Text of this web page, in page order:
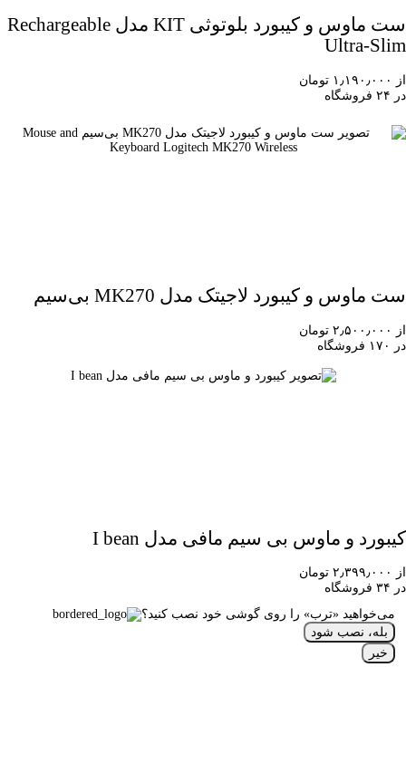
ست ماوس و کیبورد بلوتوثی KIT مدل Rechargeable
Ultra-Slim
از ۱٫۱۹۰٫۰۰۰ تومان
در ۲۴ فروشگاه
ست ماوس و کیبورد لاجیتک مدل MK270 بی‌سیم
از ۲٫۵۰۰٫۰۰۰ تومان
در ۱۷۰ فروشگاه
کیبورد و ماوس بی سیم مافی مدل I bean
از ۲٫۳۹۹٫۰۰۰ تومان
در ۳۴ فروشگاه
می‌خواهید «ترب» را روی گوشی خود نصب کنید؟
بله، نصب شود
خیر